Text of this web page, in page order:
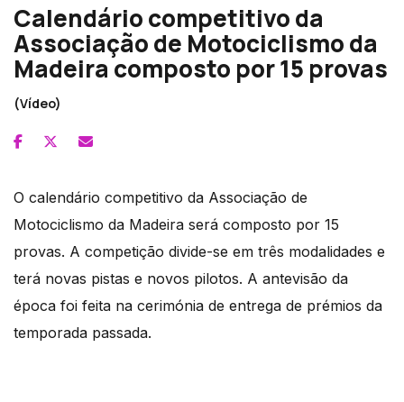
Calendário competitivo da
Associação de Motociclismo da
Madeira composto por 15 provas
(Vídeo)
O calendário competitivo da Associação de
Motociclismo da Madeira será composto por 15
provas. A competição divide-se em três modalidades e
terá novas pistas e novos pilotos. A antevisão da
época foi feita na cerimónia de entrega de prémios da
temporada passada.